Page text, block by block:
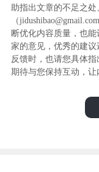
助指出文章的不足之
（
断优化内容质量，也
家的意见，优秀的建议
反馈时，也请您具体指
期待与您保持互动，让